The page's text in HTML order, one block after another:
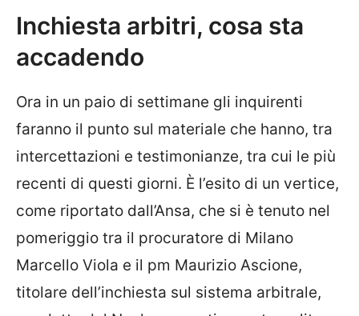
Inchiesta arbitri, cosa sta
accadendo
Ora in un paio di settimane gli inquirenti
faranno il punto sul materiale che hanno, tra
intercettazioni e testimonianze, tra cui le più
recenti di questi giorni. È l’esito di un vertice,
come riportato dall’Ansa, che si è tenuto nel
pomeriggio tra il procuratore di Milano
Marcello Viola e il pm Maurizio Ascione,
titolare dell’inchiesta sul sistema arbitrale,